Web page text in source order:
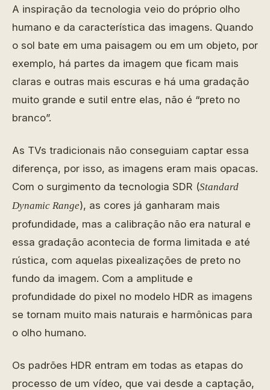
A inspiração da tecnologia veio do próprio olho
humano e da característica das imagens. Quando
o sol bate em uma paisagem ou em um objeto, por
exemplo, há partes da imagem que ficam mais
claras e outras mais escuras e há uma gradação
muito grande e sutil entre elas, não é “preto no
branco”.
As TVs tradicionais não conseguiam captar essa
diferença, por isso, as imagens eram mais opacas.
Com o surgimento da tecnologia SDR (Standard
Dynamic Range), as cores já ganharam mais
profundidade, mas a calibração não era natural e
essa gradação acontecia de forma limitada e até
rústica, com aquelas pixealizações de preto no
fundo da imagem. Com a amplitude e
profundidade do pixel no modelo HDR as imagens
se tornam muito mais naturais e harmônicas para
o olho humano.
Os padrões HDR entram em todas as etapas do
processo de um vídeo, que vai desde a captação,